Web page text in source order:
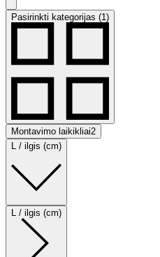
Pasirinkti kategorijas (1)
Montavimo laikikliai2
L / ilgis (cm)
L / ilgis (cm)